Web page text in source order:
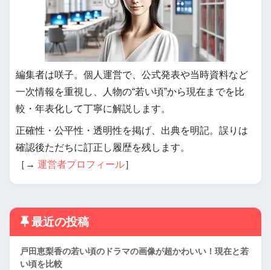
編集者は咲子。個人運営で、公式発表や当時資料など
一次情報を重視し、人物の“若い頃”から現在までを比
較・年表化して丁寧に解説します。
正確性・公平性・透明性を掲げ、出典を明記。誤りは
確認後ただちに訂正し履歴を残します。
［→ 運営者プロフィール］
最近の投稿
戸田恵梨香の若い頃のドラマの画像が超かわいい！現在と若
い頃を比較